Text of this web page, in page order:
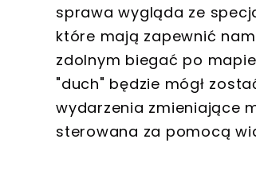
sprawa wygląda ze
które mają zapewnić
zdolnym biegać po
"duch" będzie mógł
wydarzenia zmieniające
sterowana za pomocą